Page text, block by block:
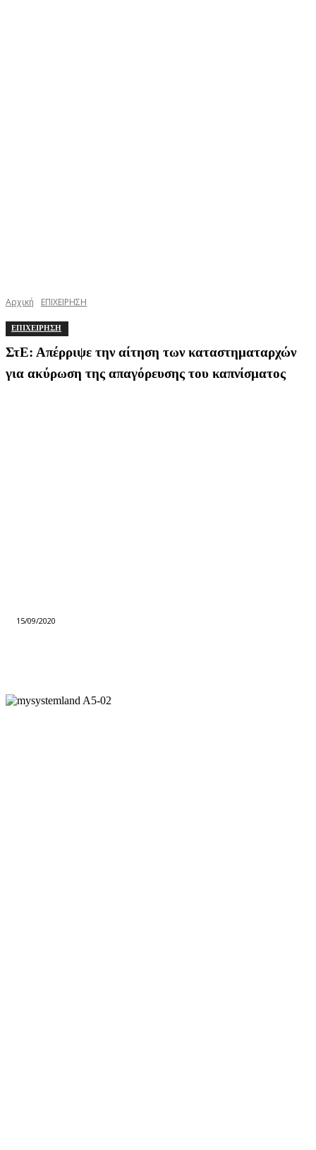
Αρχική ΕΠΙΧΕΙΡΗΣΗ
ΕΠΙΧΕΙΡΗΣΗ
ΣτΕ: Απέρριψε την αίτηση των καταστηματαρχών
για ακύρωση της απαγόρευσης του καπνίσματος
15/09/2020